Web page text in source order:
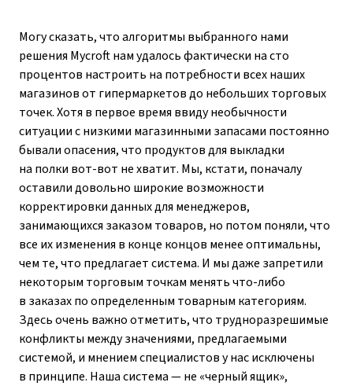
Могу сказать, что алгоритмы выбранного нами
решения Mycroft нам удалось фактически на сто
процентов настроить на потребности всех наших
магазинов от гипермаркетов до небольших торговых
точек. Хотя в первое время ввиду необычности
ситуации с низкими магазинными запасами постоянно
бывали опасения, что продуктов для выкладки
на полки вот-вот не хватит. Мы, кстати, поначалу
оставили довольно широкие возможности
корректировки данных для менеджеров,
занимающихся заказом товаров, но потом поняли, что
все их изменения в конце концов менее оптимальны,
чем те, что предлагает система. И мы даже запретили
некоторым торговым точкам менять что-либо
в заказах по определенным товарным категориям.
Здесь очень важно отметить, что трудноразрешимые
конфликты между значениями, предлагаемыми
системой, и мнением специалистов у нас исключены
в принципе. Наша система — не «черный ящик»,